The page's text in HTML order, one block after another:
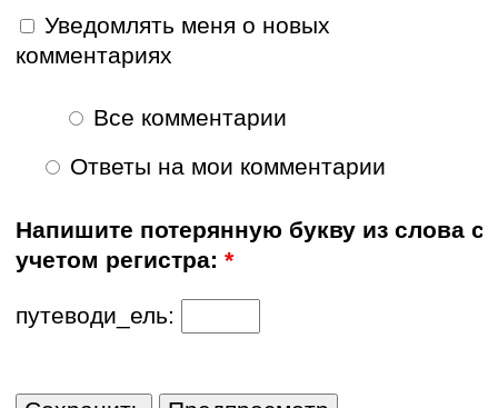
Уведомлять меня о новых
комментариях
Все комментарии
Ответы на мои комментарии
Напишите потерянную букву из слова с
учетом регистра:*
путеводи_ель: